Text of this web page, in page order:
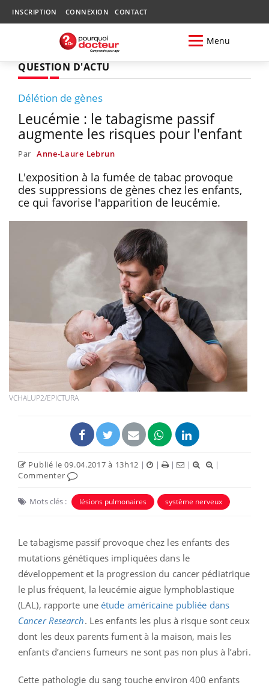
INSCRIPTION CONNEXION CONTACT
Menu
QUESTION D'ACTU
Délétion de gènes
Leucémie : le tabagisme passif
augmente les risques pour l'enfant
Par Anne-Laure Lebrun
L'exposition à la fumée de tabac provoque
des suppressions de gènes chez les enfants,
ce qui favorise l'apparition de leucémie.
VCHALUP2/EPICTURA
Publié le 09.04.2017 à 13h12 | | | |
|
Commenter
Mots clés : lésions pulmonaires système nerveux
Le tabagisme passif provoque chez les enfants des
mutations génétiques impliquées dans le
développement et la progression du cancer pédiatrique
le plus fréquent, la leucémie aigüe lymphoblastique
(LAL), rapporte une étude américaine publiée dans
Cancer Research. Les enfants les plus à risque sont ceux
dont les deux parents fument à la maison, mais les
enfants d’anciens fumeurs ne sont pas non plus à l’abri.
Cette pathologie du sang touche environ 400 enfants